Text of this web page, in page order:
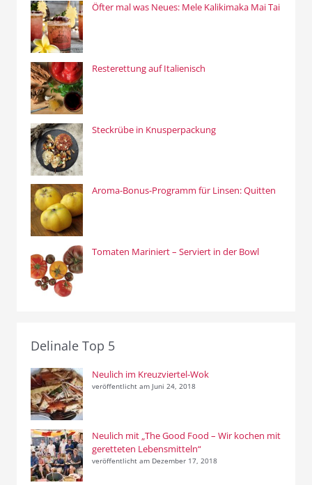
Öfter mal was Neues: Mele Kalikimaka Mai Tai
Resterettung auf Italienisch
Steckrübe in Knusperpackung
Aroma-Bonus-Programm für Linsen: Quitten
Tomaten Mariniert – Serviert in der Bowl
Delinale Top 5
Neulich im Kreuzviertel-Wok
veröffentlicht am Juni 24, 2018
Neulich mit „The Good Food – Wir kochen mit
geretteten Lebensmitteln“
veröffentlicht am Dezember 17, 2018